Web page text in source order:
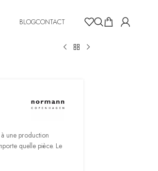
BLOGCONTACT
une production
quelle pièce. Le